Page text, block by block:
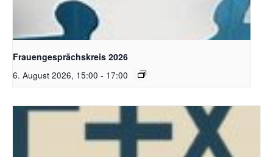
Bildquelle Pixabay
Frauengesprächskreis 2026
6. August 2026, 15:00 - 17:00